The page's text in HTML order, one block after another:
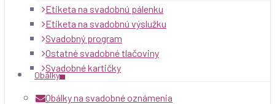
Etiketa na svadobnú pálenku
Etiketa na svadobnú výslužku
Svadobný program
Ostatné svadobné tlačoviny
Svadobné kartičky
Obálky
Obálky na svadobné oznámenia